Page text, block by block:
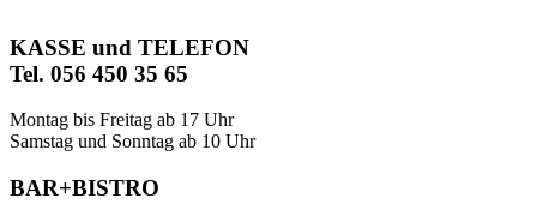
KASSE und TELEFON
Tel. 056 450 35 65
Montag bis Freitag ab 17 Uhr
Samstag und Sonntag ab 10 Uhr
BAR+BISTRO